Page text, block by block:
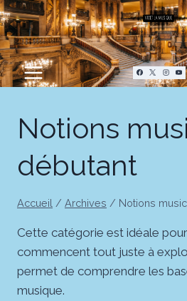
Aller
au
contenu
Notions
débutant
Accueil / Archives / Notions
Cette catégorie est idéale
commencent tout juste à
permet de comprendre les
musique.